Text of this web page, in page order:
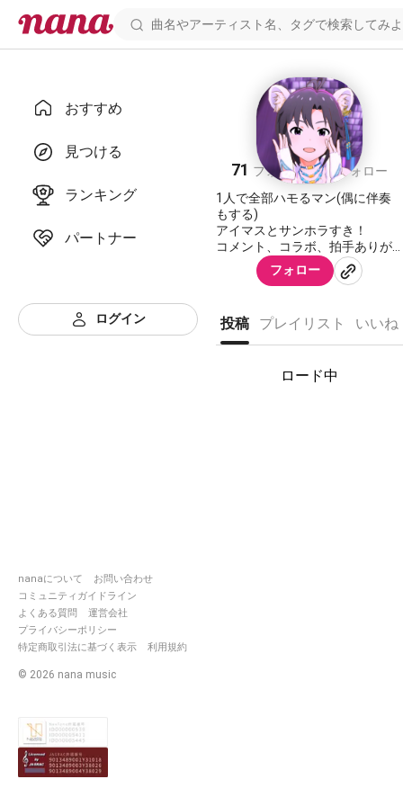
おすすめ
見つける
ランキング
パートナー
ログイン
nanaについて
お問い合わせ
コミュニティガイドライン
よくある質問
運営会社
プライバシーポリシー
特定商取引法に基づく表示
利用規約
© 2026 nana music
029PRO
71 フォロワー11
フォロー
1人で全部ハモるマン(偶に伴奏
もする)
アイマスとサンホラすき！
コメント、コラボ、拍手ありが
とうございます😊
全てチェックしております！
行ってます⭐️
フォロー
投稿 プレイリスト いいね
ロード中